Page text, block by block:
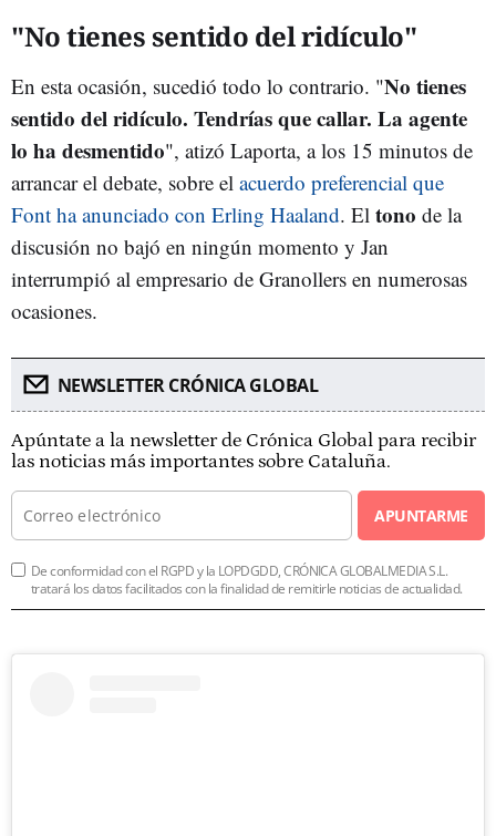
"No tienes sentido del ridículo"
En esta ocasión, sucedió todo lo contrario. "No tienes
sentido del ridículo. Tendrías que callar. La agente
lo ha desmentido", atizó Laporta, a los 15 minutos de
arrancar el debate, sobre el acuerdo preferencial que
Font ha anunciado con Erling Haaland. El tono de la
discusión no bajó en ningún momento y Jan
interrumpió al empresario de Granollers en numerosas
ocasiones.
NEWSLETTER CRÓNICA GLOBAL
Apúntate a la newsletter de Crónica Global para recibir
las noticias más importantes sobre Cataluña.
APUNTARME
De conformidad con el RGPD y la LOPDGDD, CRÓNICA GLOBALMEDIA S.L.
tratará los datos facilitados con la finalidad de remitirle noticias de actualidad.